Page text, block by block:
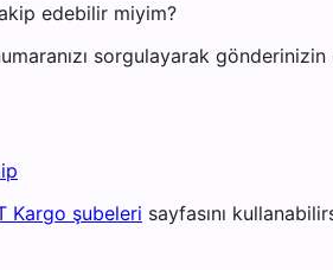
edebilir miyim?
sorgulayarak
Kargo şubeleri sayfasını